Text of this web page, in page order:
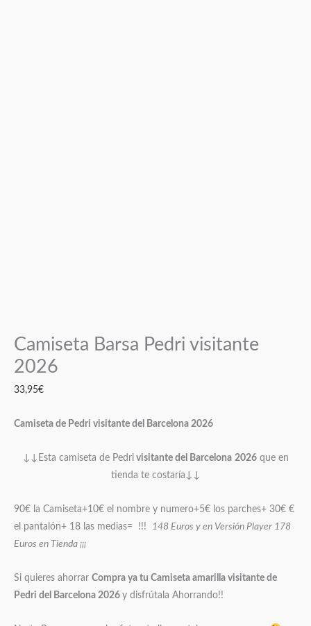
Camiseta Barsa Pedri visitante
2026
33,95€
Camiseta de Pedri visitante del Barcelona 2026
↓↓Esta camiseta de Pedrivisitante del Barcelona 2026que en
tienda te costaría↓↓
90€ la Camiseta+10€ el nombre y numero+5€ los parches+ 30€ €
el pantalón+ 18 las medias= !!! 148 Euros y en Versión Player 178
Euros en Tienda ¡¡¡
Si quieres ahorrar Compra ya tu Camiseta amarilla visitante de
Pedri del Barcelona 2026 y disfrútala Ahorrando!!